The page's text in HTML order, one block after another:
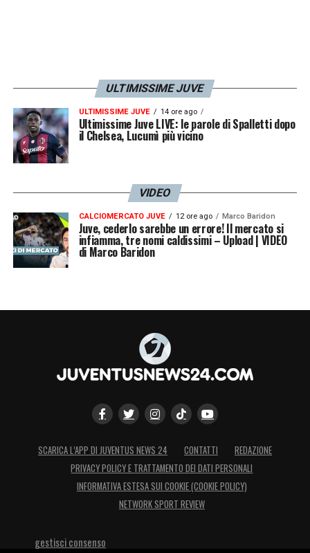
ULTIMISSIME JUVE
ULTIMISSIME JUVE 14 ore ago
Ultimissime Juve LIVE: le parole di Spalletti dopo
il Chelsea, Lucumì più vicino
VIDEO
CALCIOMERCATO JUVE 12 ore ago Marco Baridon
Juve, cederlo sarebbe un errore! Il mercato si
infiamma, tre nomi caldissimi – Upload | VIDEO
di Marco Baridon
SCARICA L’APP DI JUVENTUS NEWS 24 CONTATTI
REDAZIONE
PRIVACY POLICY E TRATTAMENTO DEI DATI PERSONALI
INFORMATIVA ESTESA SUI COOKIE (COOKIE POLICY)
NETWORK SPORT REVIEW
gestisci consenso